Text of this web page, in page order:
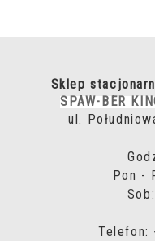
Sklep
SPAW-BER
ul.
Pon -
Telefon: